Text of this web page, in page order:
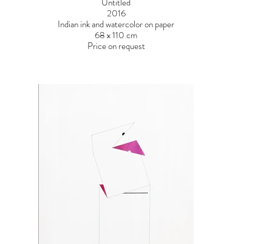
2016
Indian ink and watercolor on paper
68 x 110 cm
Price on request